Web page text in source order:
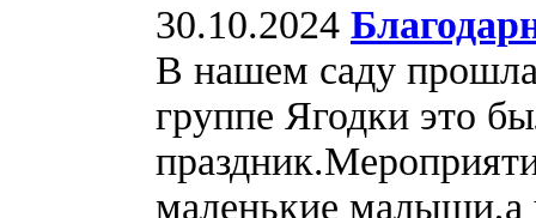
30.10.2024
В нашем саду
группе Ягодки это
маленькие малыши,а